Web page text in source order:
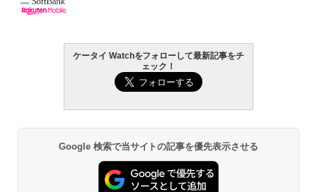
ケータイ Watchをフォローして最新記事をチ
ェック！
Google 検索で当サイトの記事を優先表示させる